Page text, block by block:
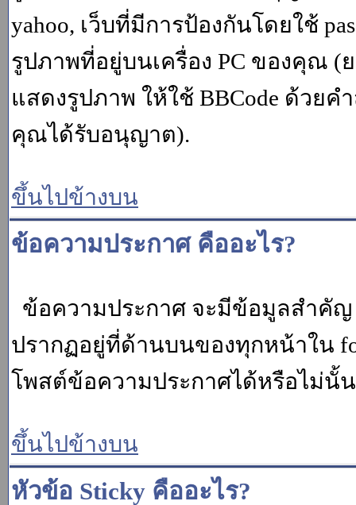
yahoo, เว็บที่มีการป้องกันโดยใช้
รูปภาพที่อยู่บนเครื่อง PC ของคุณ (
แสดงรูปภาพ ให้ใช้ BBCode ด้วย
คุณได้รับอนุญาต).
ขึ้นไปข้างบน
ข้อความประกาศ คืออะไร?
ข้อความประกาศ จะมีข้อมูลสำคั
ปรากฏอยู่ที่ด้านบนของทุกหน้าใน
โพสต์ข้อความประกาศได้หรือไม่นั้
ขึ้นไปข้างบน
หัวข้อ Sticky คืออะไร?